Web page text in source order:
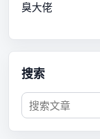
臭大佬
搜索